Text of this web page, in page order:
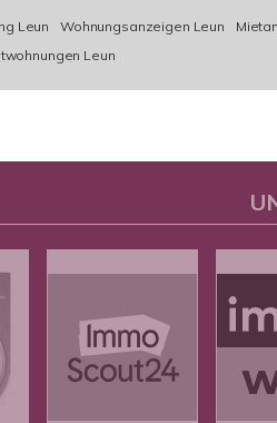
Leun Wohnungsanzeigen Leun
Leun